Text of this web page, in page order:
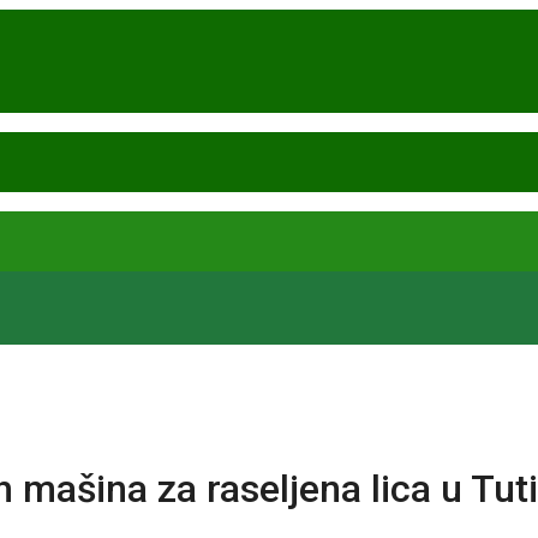
mašina za raseljena lica u